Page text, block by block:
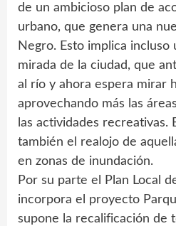
de un ambicioso plan de
urbano, que genera una
Negro. Esto implica incluso
mirada de la ciudad, que
al río y ahora espera mirar
aprovechando más las
las actividades recreativas.
también el realojo de
en zonas de inundación.
Por su parte el Plan Local
incorpora el proyecto
supone la recalificación de